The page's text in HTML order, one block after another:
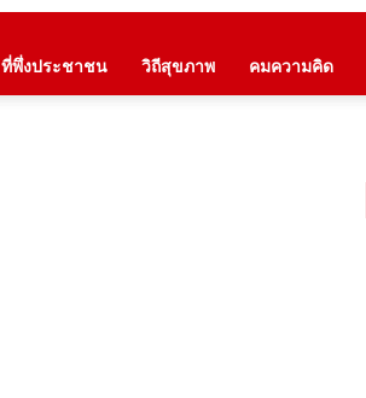
ที่พึ่งประชาชน วิถีสุขภาพ คมความคิด